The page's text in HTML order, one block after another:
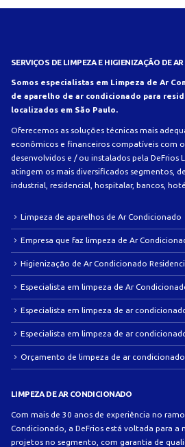
SERVIÇOS DE LIMPEZA E HIGIENIZAÇÃO DE
Somos especialistas em Limpeza de Ar
de aparelho de ar condicionado para
localizados em São Paulo.
Oferecemos as soluções técnicas mais
econômicos e financeiros compatíveis com
desenvolvidos e / ou instalados pela DeFrios
atingem os mais diversificados segmentos,
industrial, residencial, hospitalar, bancos,
Limpeza de aparelhos de Ar Condicionado
Empresa que faz limpeza de Ar
Higienização de Ar Condicionado
Especialista em limpeza de Ar
Especialista em limpeza de ar
Especialista em limpeza de ar
Orçamento de limpeza de ar condicionado
LIMPEZA DE AR CONDICIONADO
Com mais de 30 anos de experiência no
Condicionado, a DeFrios está voltada para a
projetos no segmento, com garantia de